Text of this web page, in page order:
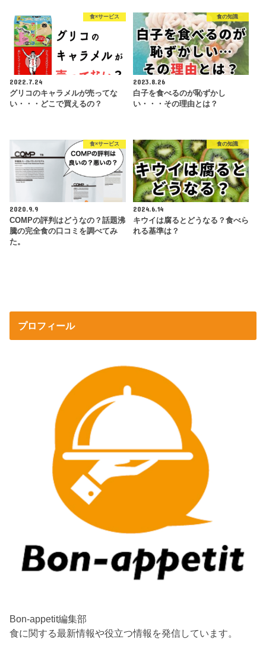
食×サービス
2022.7.24
グリコのキャラメルが売ってな
い・・・どこで買えるの？
食の知識
2023.8.26
白子を食べるのが恥ずかし
い・・・その理由とは？
食×サービス
2020.9.9
COMPの評判はどうなの？話題沸
騰の完全食の口コミを調べてみ
た。
食の知識
2024.6.14
キウイは腐るとどうなる？食べら
れる基準は？
プロフィール
Bon-appetit編集部
食に関する最新情報や役立つ情報を発信しています。